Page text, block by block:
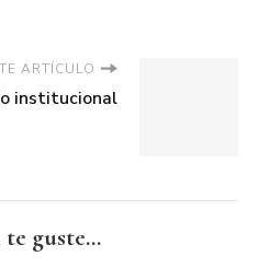
ARTÍCULO
institucional
guste...